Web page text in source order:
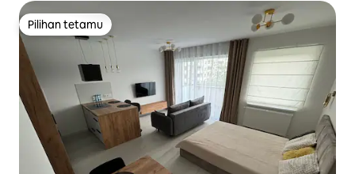
Pilihan tetamu
Pilihan tetamu